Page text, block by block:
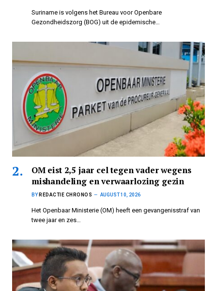
Suriname is volgens het Bureau voor Openbare
Gezondheidszorg (BOG) uit de epidemische…
OM eist 2,5 jaar cel tegen vader wegens
mishandeling en verwaarlozing gezin
BY REDACTIE CHRONOS AUGUST 10, 2026
Het Openbaar Ministerie (OM) heeft een gevangenisstraf van
twee jaar en zes…